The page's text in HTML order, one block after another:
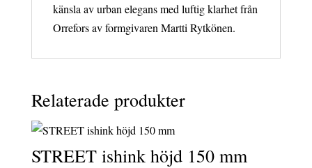
känsla av urban elegans med luftig klarhet från
Orrefors av formgivaren Martti Rytkönen.
Relaterade produkter
STREET ishink höjd 150 mm